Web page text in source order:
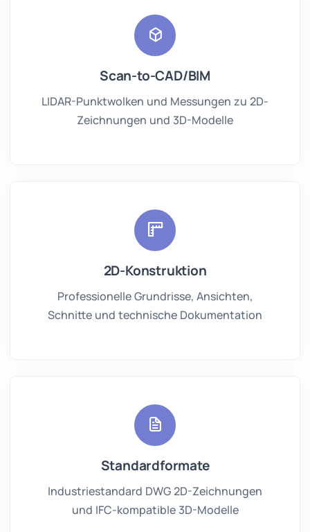
Scan-to-CAD/BIM
LIDAR-Punktwolken und Messungen zu 2D-
Zeichnungen und 3D-Modelle
2D-Konstruktion
Professionelle Grundrisse, Ansichten,
Schnitte und technische Dokumentation
Standardformate
Industriestandard DWG 2D-Zeichnungen
und IFC-kompatible 3D-Modelle